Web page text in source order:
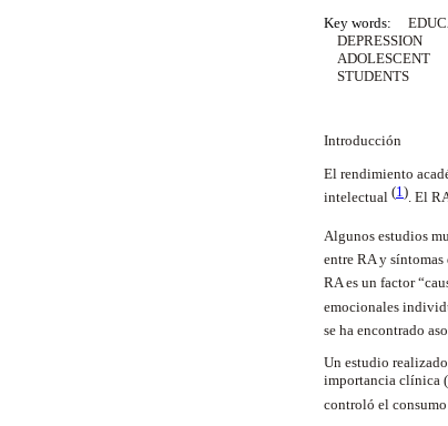
Key words:
DEPRESSION
ADOLESCENT
STUDENTS
Introducción
El rendimiento
intelectual (1 ). El
Algunos estudios
entre RA y síntomas
RA es un factor
emocionales
se ha encontrado
Un estudio
importancia clínica
controló el